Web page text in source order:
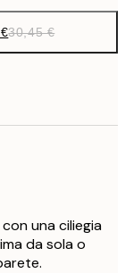
30,45 €
una ciliegia
da sola o